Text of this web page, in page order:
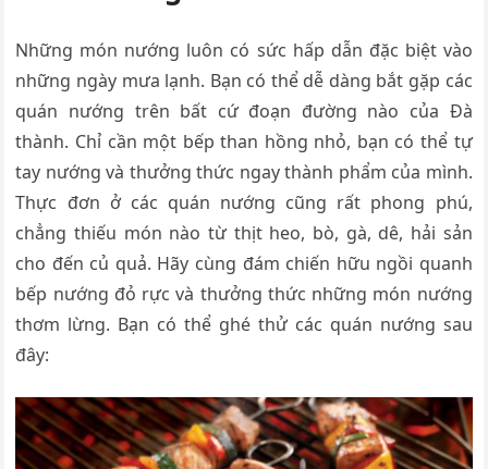
Những món nướng luôn có sức hấp dẫn đặc biệt vào
những ngày mưa lạnh. Bạn có thể dễ dàng bắt gặp các
quán nướng trên bất cứ đoạn đường nào của Đà
thành. Chỉ cần một bếp than hồng nhỏ, bạn có thể tự
tay nướng và thưởng thức ngay thành phẩm của mình.
Thực đơn ở các quán nướng cũng rất phong phú,
chẳng thiếu món nào từ thịt heo, bò, gà, dê, hải sản
cho đến củ quả. Hãy cùng đám chiến hữu ngồi quanh
bếp nướng đỏ rực và thưởng thức những món nướng
thơm lừng. Bạn có thể ghé thử các quán nướng sau
đây: